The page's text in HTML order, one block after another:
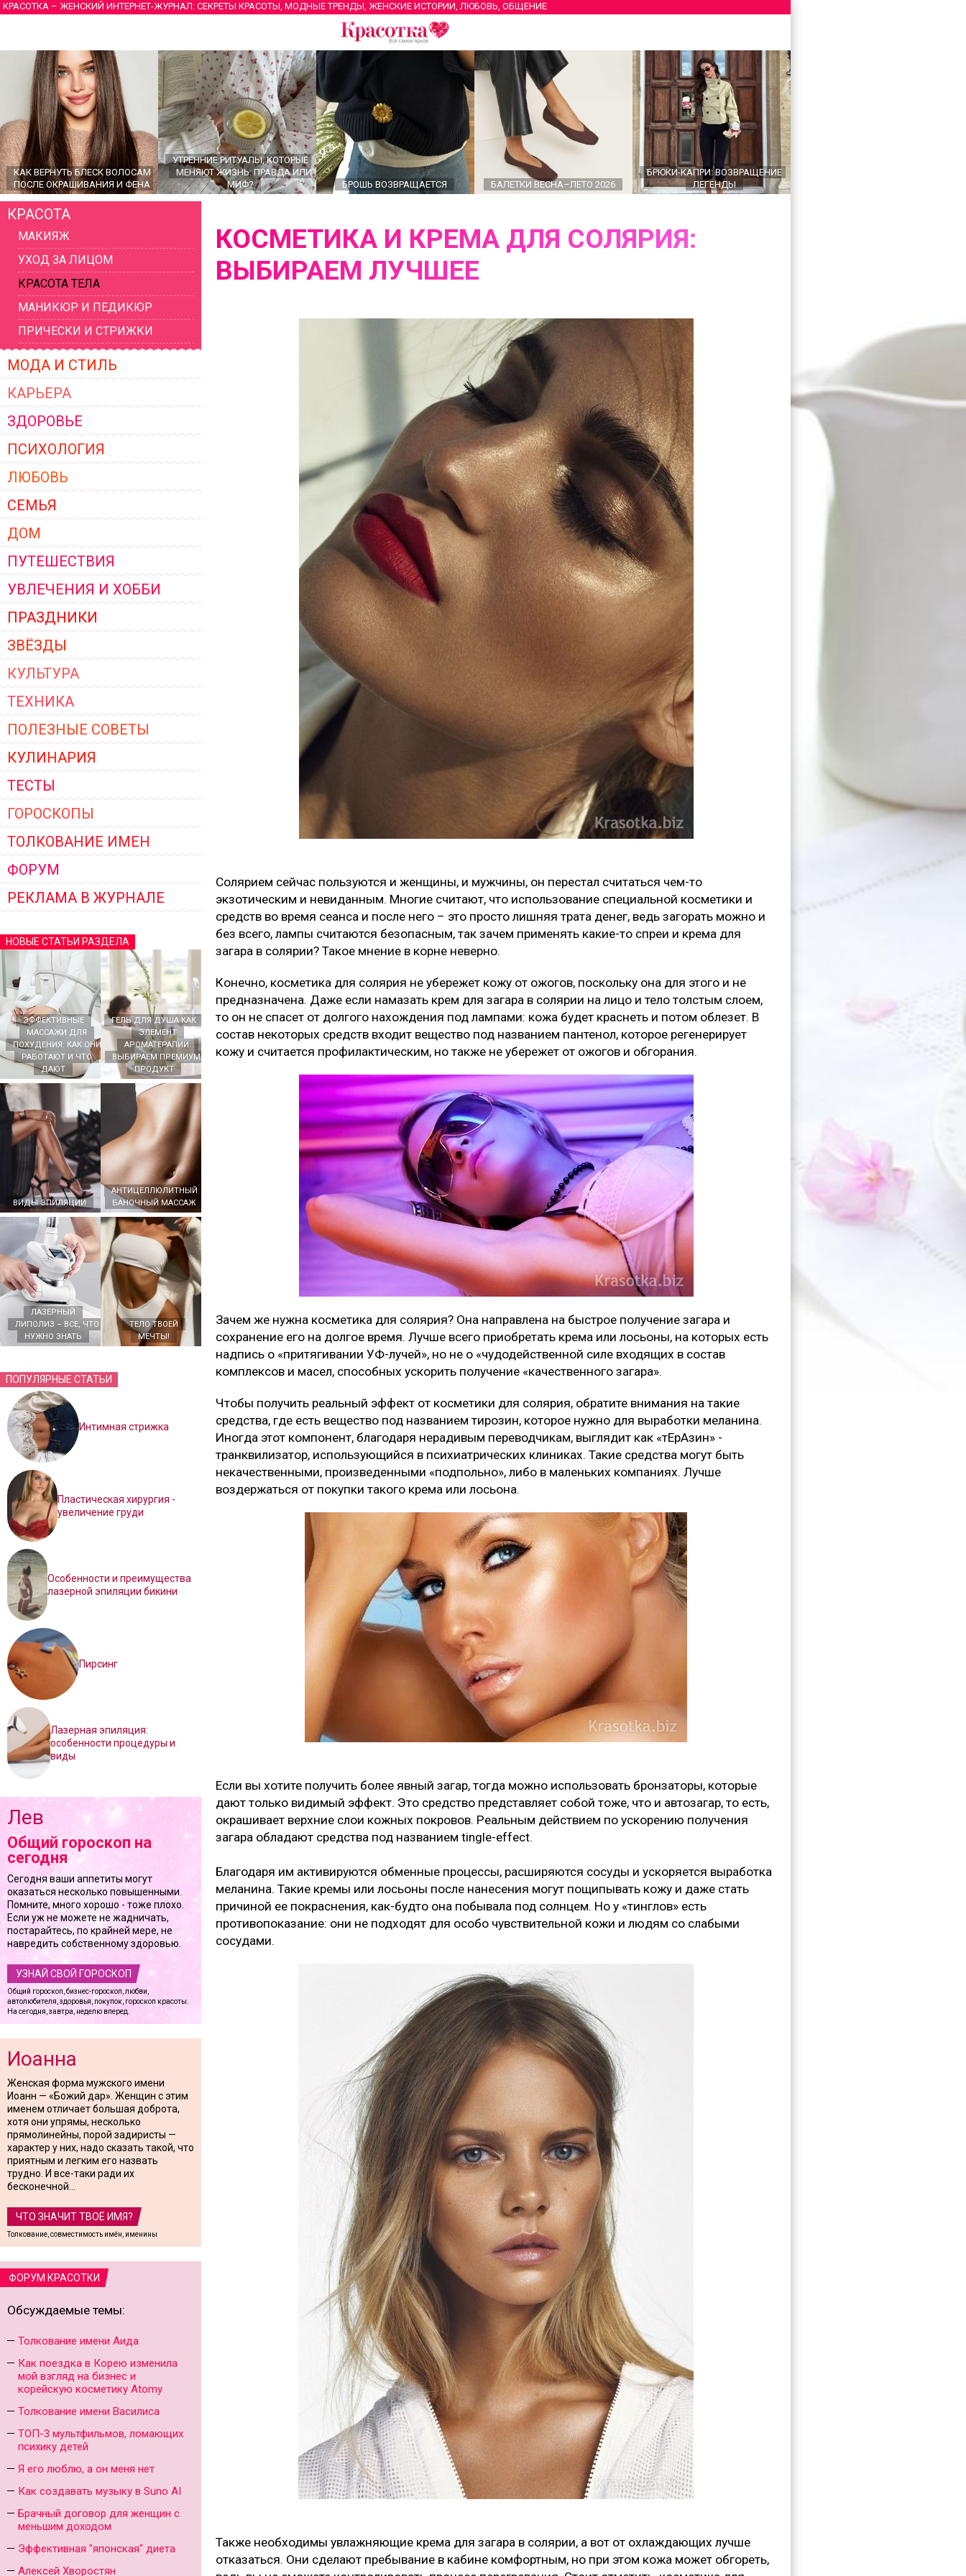
КРАСОТКА – ЖЕНСКИЙ ИНТЕРНЕТ-ЖУРНАЛ: СЕКРЕТЫ КРАСОТЫ, МОДНЫЕ ТРЕНДЫ, ЖЕНСКИЕ ИСТОРИИ, ЛЮБОВЬ, ОБЩЕНИЕ
КАК ВЕРНУТЬ БЛЕСК ВОЛОСАМ
ПОСЛЕ ОКРАШИВАНИЯ И ФЕНА
УТРЕННИЕ РИТУАЛЫ, КОТОРЫЕ
МЕНЯЮТ ЖИЗНЬ: ПРАВДА ИЛИ
МИФ?
БРОШЬ ВОЗВРАЩАЕТСЯ БАЛЕТКИ ВЕСНА–ЛЕТО 2026
БРЮКИ-КАПРИ: ВОЗВРАЩЕНИЕ
ЛЕГЕНДЫ
ГЛАВНЫЕ ТРЕНДЫ ВЕРХНЕЙ
ЖЕНСКОЙ ОДЕЖДЫ 2026
КРАСОТА
МАКИЯЖ
УХОД ЗА ЛИЦОМ
КРАСОТА ТЕЛА
МАНИКЮР И ПЕДИКЮР
ПРИЧЕСКИ И СТРИЖКИ
МОДА И СТИЛЬ
КАРЬЕРА
ЗДОРОВЬЕ
ПСИХОЛОГИЯ
ЛЮБОВЬ
СЕМЬЯ
ДОМ
ПУТЕШЕСТВИЯ
УВЛЕЧЕНИЯ И ХОББИ
ПРАЗДНИКИ
ЗВЁЗДЫ
КУЛЬТУРА
ТЕХНИКА
ПОЛЕЗНЫЕ СОВЕТЫ
КУЛИНАРИЯ
ТЕСТЫ
ГОРОСКОПЫ
ТОЛКОВАНИЕ ИМЕН
ФОРУМ
РЕКЛАМА В ЖУРНАЛЕ
НОВЫЕ СТАТЬИ РАЗДЕЛА
ЭФФЕКТИВНЫЕ
МАССАЖИ ДЛЯ
ПОХУДЕНИЯ: КАК ОНИ
РАБОТАЮТ И ЧТО
ДАЮТ
ГЕЛЬ ДЛЯ ДУША КАК
ЭЛЕМЕНТ
АРОМАТЕРАПИИ:
ВЫБИРАЕМ ПРЕМИУМ-
ПРОДУКТ
ВИДЫ ЭПИЛЯЦИИ
АНТИЦЕЛЛЮЛИТНЫЙ
БАНОЧНЫЙ МАССАЖ
ЛАЗЕРНЫЙ
ЛИПОЛИЗ – ВСЕ, ЧТО
НУЖНО ЗНАТЬ
ТЕЛО ТВОЕЙ
МЕЧТЫ!
ПОПУЛЯРНЫЕ СТАТЬИ
Интимная стрижка
Пластическая хирургия -
увеличение груди
Особенности и преимущества
лазерной эпиляции бикини
Пирсинг
Лазерная эпиляция:
особенности процедуры и
виды
Лев
Общий гороскоп на
сегодня
Сегодня ваши аппетиты могут
оказаться несколько повышенными.
Помните, много хорошо - тоже плохо.
Если уж не можете не жадничать,
постарайтесь, по крайней мере, не
навредить собственному здоровью.
УЗНАЙ СВОЙ ГОРОСКОП
Общий гороскоп, бизнес-гороскоп, любви,
автолюбителя, здоровья, покупок, гороскоп красоты.
На сегодня, завтра, неделю вперед.
Иоанна
Женская форма мужского имени
Иоанн — «Божий дар». Женщин с этим
именем отличает большая доброта,
хотя они упрямы, несколько
прямолинейны, порой задиристы —
характер у них, надо сказать такой, что
приятным и легким его назвать
трудно. И все-таки ради их
бесконечной...
ЧТО ЗНАЧИТ ТВОЁ ИМЯ?
Толкование, совместимость имён, именины
ФОРУМ КРАСОТКИ
Обсуждаемые темы:
Толкование имени Аида
Как поездка в Корею изменила
мой взгляд на бизнес и
корейскую косметику Atomy
Толкование имени Василиса
ТОП-3 мультфильмов, ломающих
психику детей
Я его люблю, а он меня нет
Как создавать музыку в Suno AI
Брачный договор для женщин с
меньшим доходом
Эффективная "японская" диета
Алексей Хворостян
КОСМЕТИКА И КРЕМА ДЛЯ СОЛЯРИЯ:
ВЫБИРАЕМ ЛУЧШЕЕ
Солярием сейчас пользуются и женщины, и мужчины, он перестал считаться чем-то
экзотическим и невиданным. Многие считают, что использование специальной косметики и
средств во время сеанса и после него – это просто лишняя трата денег, ведь загорать можно и
без всего, лампы считаются безопасным, так зачем применять какие-то спреи и крема для
загара в солярии? Такое мнение в корне неверно.
Конечно, косметика для солярия не убережет кожу от ожогов, поскольку она для этого и не
предназначена. Даже если намазать крем для загара в солярии на лицо и тело толстым слоем,
то он не спасет от долгого нахождения под лампами: кожа будет краснеть и потом облезет. В
состав некоторых средств входит вещество под названием пантенол, которое регенерирует
кожу и считается профилактическим, но также не убережет от ожогов и обгорания.
Зачем же нужна косметика для солярия? Она направлена на быстрое получение загара и
сохранение его на долгое время. Лучше всего приобретать крема или лосьоны, на которых есть
надпись о «притягивании УФ-лучей», но не о «чудодейственной силе входящих в состав
комплексов и масел, способных ускорить получение «качественного загара».
Чтобы получить реальный эффект от косметики для солярия, обратите внимания на такие
средства, где есть вещество под названием тирозин, которое нужно для выработки меланина.
Иногда этот компонент, благодаря нерадивым переводчикам, выглядит как «тЕрАзин» -
транквилизатор, использующийся в психиатрических клиниках. Такие средства могут быть
некачественными, произведенными «подпольно», либо в маленьких компаниях. Лучше
воздержаться от покупки такого крема или лосьона.
Если вы хотите получить более явный загар, тогда можно использовать бронзаторы, которые
дают только видимый эффект. Это средство представляет собой тоже, что и автозагар, то есть,
окрашивает верхние слои кожных покровов. Реальным действием по ускорению получения
загара обладают средства под названием tingle-effect.
Благодаря им активируются обменные процессы, расширяются сосуды и ускоряется выработка
меланина. Такие кремы или лосьоны после нанесения могут пощипывать кожу и даже стать
причиной ее покраснения, как-будто она побывала под солнцем. Но у «тинглов» есть
противопоказание: они не подходят для особо чувствительной кожи и людям со слабыми
сосудами.
Также необходимы увлажняющие крема для загара в солярии, а вот от охлаждающих лучше
отказаться. Они сделают пребывание в кабине комфортным, но при этом кожа может обгореть,